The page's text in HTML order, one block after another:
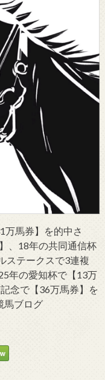
万馬券】を的中さ
、18年の共同通信杯
ステークスで3連複
年の愛知杯で【13万
念で【36万馬券】を
馬ブログ